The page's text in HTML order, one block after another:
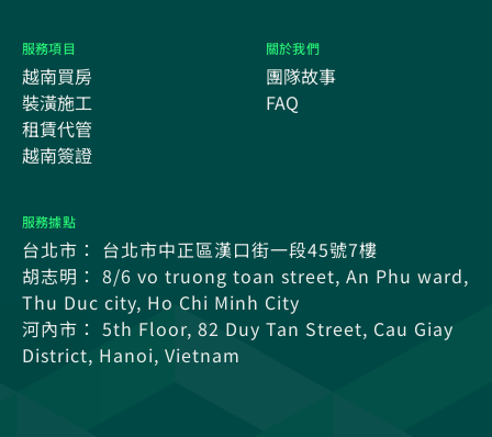
服務項目
越南買房
裝潢施工
租賃代管
越南簽證
關於我們
團隊故事
FAQ
服務據點
台北市： 台北市中正區漢口街一段45號7樓
胡志明： 8/6 vo truong toan street, An Phu ward,
Thu Duc city, Ho Chi Minh City
河內市： 5th Floor, 82 Duy Tan Street, Cau Giay
District, Hanoi, Vietnam